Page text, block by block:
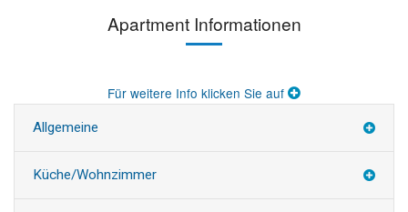
Apartment Informationen
Für weitere Info klicken Sie auf
Allgemeine
Küche/Wohnzimmer